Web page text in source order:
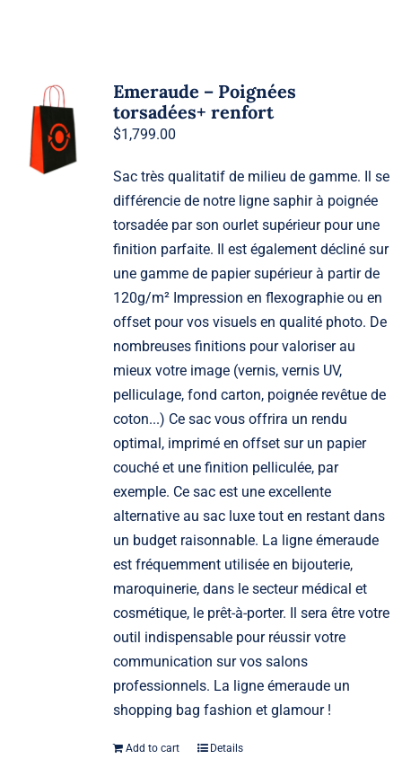
Emeraude – Poignées
torsadées+ renfort
$1,799.00
Sac très qualitatif de milieu de gamme. Il se
différencie de notre ligne saphir à poignée
torsadée par son ourlet supérieur pour une
finition parfaite. Il est également décliné sur
une gamme de papier supérieur à partir de
120g/m² Impression en flexographie ou en
offset pour vos visuels en qualité photo. De
nombreuses finitions pour valoriser au
mieux votre image (vernis, vernis UV,
pelliculage, fond carton, poignée revêtue de
coton...) Ce sac vous offrira un rendu
optimal, imprimé en offset sur un papier
couché et une finition pelliculée, par
exemple. Ce sac est une excellente
alternative au sac luxe tout en restant dans
un budget raisonnable. La ligne émeraude
est fréquemment utilisée en bijouterie,
maroquinerie, dans le secteur médical et
cosmétique, le prêt-à-porter. Il sera être votre
outil indispensable pour réussir votre
communication sur vos salons
professionnels. La ligne émeraude un
shopping bag fashion et glamour !
Add to cart Details